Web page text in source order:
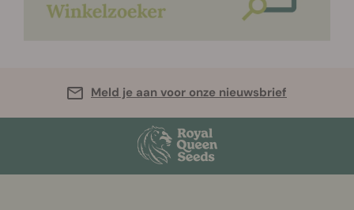
Meld je aan voor onze nieuwsbrief